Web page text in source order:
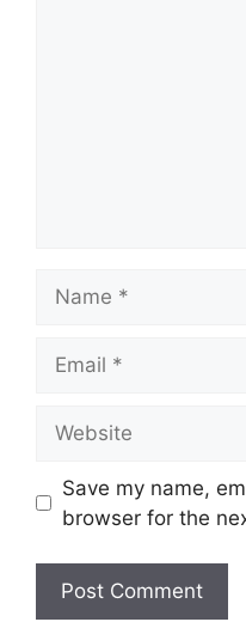
Save my name,
browser for the